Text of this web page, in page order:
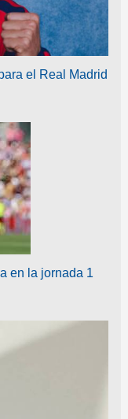
el Real Madrid
en la jornada 1